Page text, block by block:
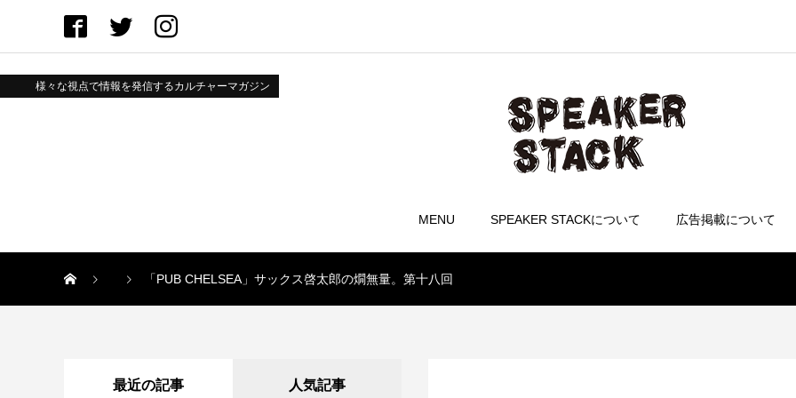
様々な視点で情報を発信するカルチャーマガジン
MENU SPEAKER STACKについて 広告掲載について
「PUB CHELSEA」サックス啓太郎の燗無量。第十八回
最近の記事 人気記事